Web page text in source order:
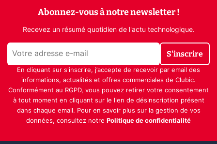
Abonnez-vous à notre newsletter !
Recevez un résumé quotidien de l'actu technologique.
S'inscrire
En cliquant sur s'inscrire, j’accepte de recevoir par email des
informations, actualités et offres commerciales de Clubic.
Conformément au RGPD, vous pouvez retirer votre consentement
à tout moment en cliquant sur le lien de désinscription présent
dans chaque email. Pour en savoir plus sur la gestion de vos
données, consultez notre Politique de confidentialité